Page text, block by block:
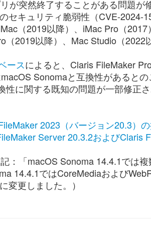
が突然終了することがある問題
セキュリティ脆弱性（CVE-
（2019以降）、iMac Pro（
（2019以降）、Mac Studio（
ースによると、Claris FileMaker
Sonomaと互換性があると
性に関する既知の問題が一部修正
2023（バージョン20.3）
Server 20.3.2およびClaris
記：「macOS Sonoma 14.4.1では
14.4.1ではCoreMediaおよび
変更しました。）